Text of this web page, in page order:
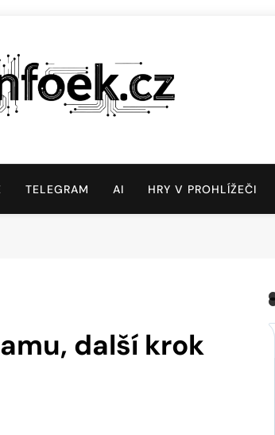
TELEGRAM AI HRY V PROHLÍŽEČI
další krok